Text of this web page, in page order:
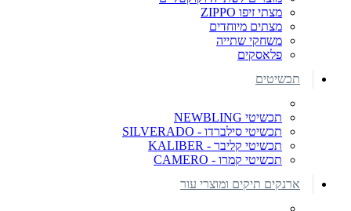
מצתי זיפו ZIPPO
מצתים מיוחדים
משחקי שתייה
פלאסקים
תכשיטים
תכשיטי NEWBLING
תכשיטי סילברדו - SILVERADO
תכשיטי קליבר - KALIBER
תכשיטי קמרו - CAMERO
ארנקים תיקים ומוצרי עור